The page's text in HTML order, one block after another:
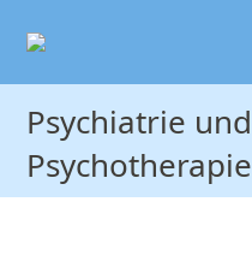
Psychiatrie und
Psychotherapie